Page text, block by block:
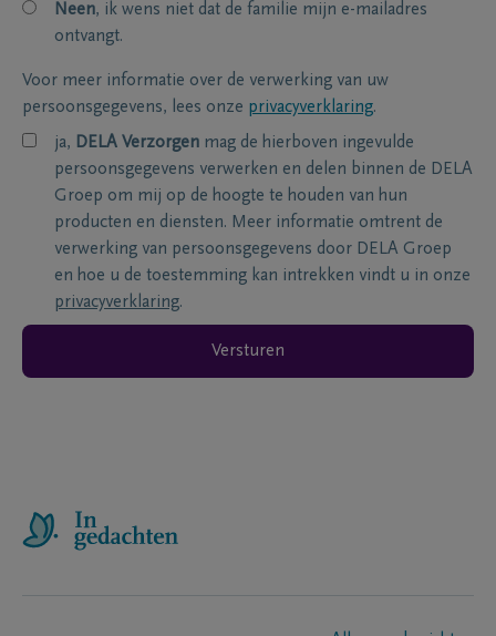
Neen, ik wens niet dat de familie mijn e-mailadres
ontvangt.
Voor meer informatie over de verwerking van uw
persoonsgegevens, lees onze privacyverklaring.
ja, DELA Verzorgen mag de hierboven ingevulde
persoonsgegevens verwerken en delen binnen de DELA
Groep om mij op de hoogte te houden van hun
producten en diensten. Meer informatie omtrent de
verwerking van persoonsgegevens door DELA Groep
en hoe u de toestemming kan intrekken vindt u in onze
privacyverklaring.
Versturen